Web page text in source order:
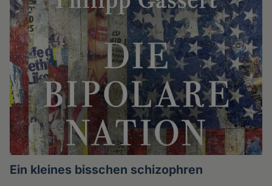
Ein kleines bisschen schizophren